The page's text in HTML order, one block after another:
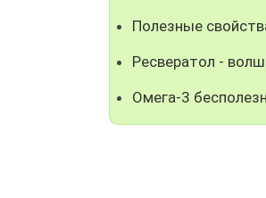
Полезные
Ресвератол -
Омега-3